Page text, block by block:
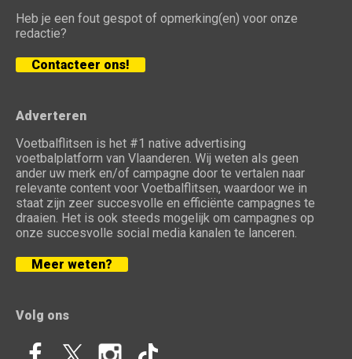
Heb je een fout gespot of opmerking(en) voor onze
redactie?
Contacteer ons!
Adverteren
Voetbalflitsen is het #1 native advertising
voetbalplatform van Vlaanderen. Wij weten als geen
ander uw merk en/of campagne door te vertalen naar
relevante content voor Voetbalflitsen, waardoor we in
staat zijn zeer succesvolle en efficiënte campagnes te
draaien. Het is ook steeds mogelijk om campagnes op
onze succesvolle social media kanalen te lanceren.
Meer weten?
Volg ons